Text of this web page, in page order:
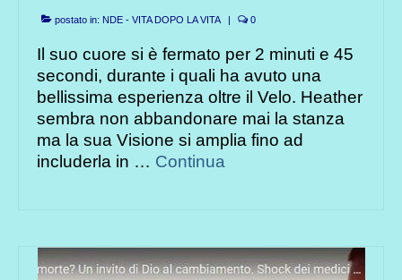
postato in: NDE - VITA DOPO LA VITA | 0
Il suo cuore si è fermato per 2 minuti e 45
secondi, durante i quali ha avuto una
bellissima esperienza oltre il Velo. Heather
sembra non abbandonare mai la stanza
ma la sua Visione si amplia fino ad
includerla in … Continua